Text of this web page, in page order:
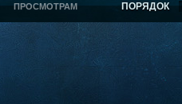
ПРОСМОТРАМ ПОРЯДОК